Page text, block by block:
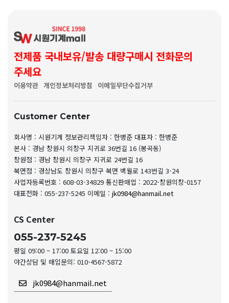
전제품 국내보유/발송 대량구매시 전화문의
주세요
이용약관 개인정보처리방침 이메일무단수집거부
Customer Center
회사명 : 시원기계 정보관리책임자 : 한병준 대표자 : 한병준
본사 : 경남 창원시 의창구 지귀로 36번길 16 (봉곡동)
창원점 : 경남 창원시 의창구 지귀로 24번길 16
북면점 : 경상남도 창원시 의창구 북면 백월로 143번길 3-24
사업자등록번호 : 608-03-34829 통신판매업 : 2022-창원의창-0157
대표전화 : 055-237-5245 이메일 : jk0984@hanmail.net
CS Center
055-237-5245
평일 09:00 ~ 17:00 토요일 12:00 ~ 15:00
야간상담 및 매입문의: 010-4567-5872
jk0984@hanmail.net